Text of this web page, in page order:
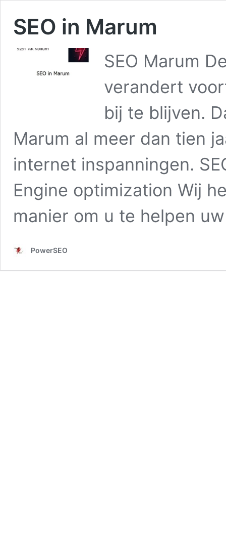
SEO in Marum
SEO Marum
verandert
bij te blijven.
Marum al meer dan tien
internet inspanningen.
Engine optimization Wij
manier om u te helpen
PowerSEO